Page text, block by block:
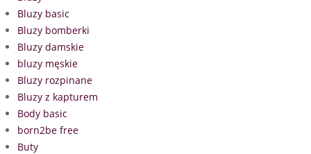
Bluzy basic
Bluzy bomberki
Bluzy damskie
bluzy męskie
Bluzy rozpinane
Bluzy z kapturem
Body basic
born2be free
Buty